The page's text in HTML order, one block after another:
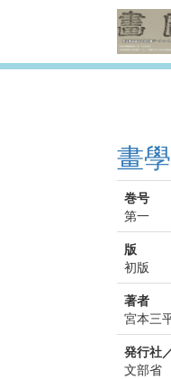
畫
巻号
第一
版
初版
著者
宮本三
発行社
文部省